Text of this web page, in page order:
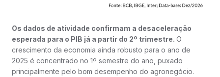
Os dados de atividade confirmam a desaceleração
esperada para o PIB já a partir do 2º trimestre. O
crescimento da economia ainda robusto para o ano de
2025 é concentrado no 1º semestre do ano, puxado
principalmente pelo bom desempenho do agronegócio.